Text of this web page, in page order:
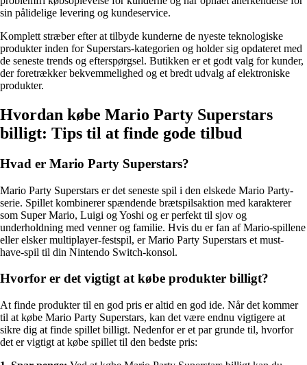
sin pålidelige levering og kundeservice.
Komplett stræber efter at tilbyde kunderne de nyeste teknologiske
produkter inden for Superstars-kategorien og holder sig opdateret med
de seneste trends og efterspørgsel. Butikken er et godt valg for kunder,
der foretrækker bekvemmelighed og et bredt udvalg af elektroniske
produkter.
Hvordan købe Mario Party Superstars
billigt: Tips til at finde gode tilbud
Hvad er Mario Party Superstars?
Mario Party Superstars er det seneste spil i den elskede Mario Party-
serie. Spillet kombinerer spændende brætspilsaktion med karakterer
som Super Mario, Luigi og Yoshi og er perfekt til sjov og
underholdning med venner og familie. Hvis du er fan af Mario-spillene
eller elsker multiplayer-festspil, er Mario Party Superstars et must-
have-spil til din Nintendo Switch-konsol.
Hvorfor er det vigtigt at købe produkter billigt?
At finde produkter til en god pris er altid en god ide. Når det kommer
til at købe Mario Party Superstars, kan det være endnu vigtigere at
sikre dig at finde spillet billigt. Nedenfor er et par grunde til, hvorfor
det er vigtigt at købe spillet til den bedste pris: